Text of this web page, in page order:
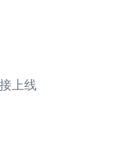
上线